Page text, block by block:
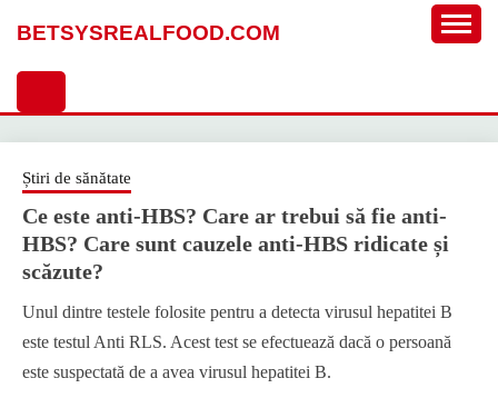
BETSYSREALFOOD.COM
Știri de sănătate
Ce este anti-HBS? Care ar trebui să fie anti-
HBS? Care sunt cauzele anti-HBS ridicate și
scăzute?
Unul dintre testele folosite pentru a detecta virusul hepatitei B
este testul Anti RLS. Acest test se efectuează dacă o persoană
este suspectată de a avea virusul hepatitei B.